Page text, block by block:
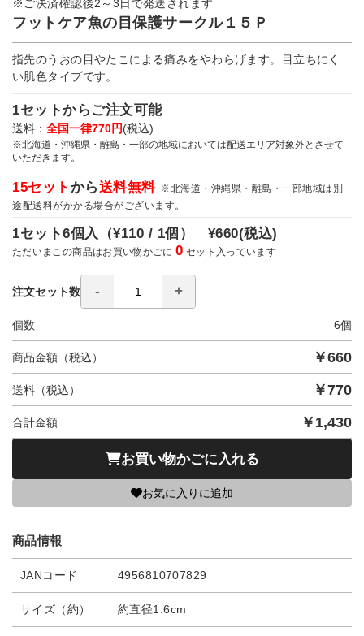
※ご決済確認後2～3日で発送されます
フットケア魚の目保護サークル１５Ｐ
指先のうおの目やたこによる痛みをやわらげます。目立ちにく
い肌色タイプです。
1セットからご注文可能
送料： 全国一律770円(税込)
※北海道・沖縄県・離島・一部の地域においては配送エリア対象外とさせて
いただきます。
15セット から送料無料 ※北海道・沖縄県・離島・一部地域は別
途配送料がかかる場合がございます。
1セット6個入（¥110 / 1個） ¥660(税込)
ただいまこの商品はお買い物かごに0 セット入っています
注文セット数
個数 6個
商品金額（税込） ￥660
送料（税込） ￥770
合計金額 ￥ 1,430
お買い物かごに入れる
お気に入りに追加
商品情報
JANコード 4956810707829
サイズ（約） 約直径1.6cm